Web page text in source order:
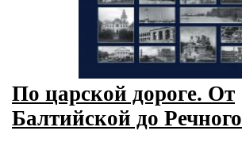
По царской дороге. От
Балтийской до Речного